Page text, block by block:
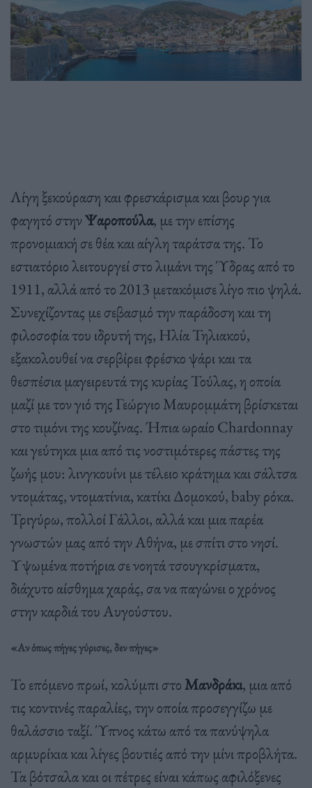
Λίγη ξεκούραση και φρεσκάρισμα και βουρ για
φαγητό στηνΨαροπούλα, με την επίσης
προνομιακή σε θέα και αίγλη ταράτσα της. Το
εστιατόριο λειτουργεί στο λιμάνι της Ύδρας από το
1911, αλλά από το 2013 μετακόμισε λίγο πιο ψηλά.
Συνεχίζοντας με σεβασμό την παράδοση και τη
φιλοσοφία του ιδρυτή της, Ηλία Τηλιακού,
εξακολουθεί να σερβίρει φρέσκο ψάρι και τα
θεσπέσια μαγειρευτά της κυρίας Τούλας, η οποία
μαζί με τον γιό της Γεώργιο Μαυρομμάτη βρίσκεται
στο τιμόνι της κουζίνας. Ήπια ωραίο Chardonnay
και γεύτηκα μια από τις νοστιμότερες πάστες της
ζωής μου: λινγκουίνι με τέλειο κράτημα και σάλτσα
ντομάτας, ντοματίνια, κατίκι Δομοκού, baby ρόκα.
Τριγύρω, πολλοί Γάλλοι, αλλά και μια παρέα
γνωστών μας από την Αθήνα, με σπίτι στο νησί.
Υψωμένα ποτήρια σε νοητά τσουγκρίσματα,
διάχυτο αίσθημα χαράς, σα να παγώνει ο χρόνος
στην καρδιά του Αυγούστου.
«Αν όπως πήγες γύρισες, δεν πήγες»
Το επόμενο πρωί, κολύμπι στοΜανδράκι, μια από
τις κοντινές παραλίες, την οποία προσεγγίζω με
θαλάσσιο ταξί. Ύπνος κάτω από τα πανύψηλα
αρμυρίκια και λίγες βουτιές από την μίνι προβλήτα.
Τα βότσαλα και οι πέτρες είναι κάπως αφιλόξενες